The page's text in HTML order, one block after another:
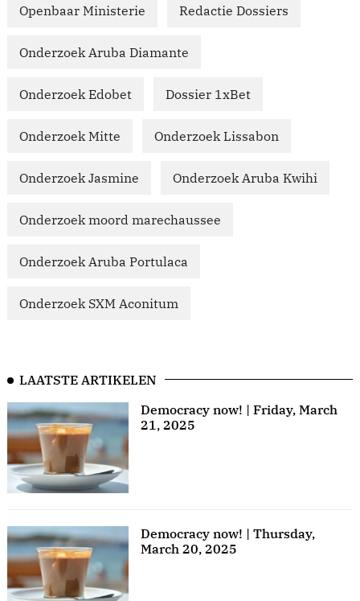
Openbaar Ministerie Redactie Dossiers
Onderzoek Aruba Diamante
Onderzoek Edobet Dossier 1xBet
Onderzoek Mitte Onderzoek Lissabon
Onderzoek Jasmine Onderzoek Aruba Kwihi
Onderzoek moord marechaussee
Onderzoek Aruba Portulaca
Onderzoek SXM Aconitum
LAATSTE ARTIKELEN
Democracy now! | Friday, March
21, 2025
Democracy now! | Thursday,
March 20, 2025